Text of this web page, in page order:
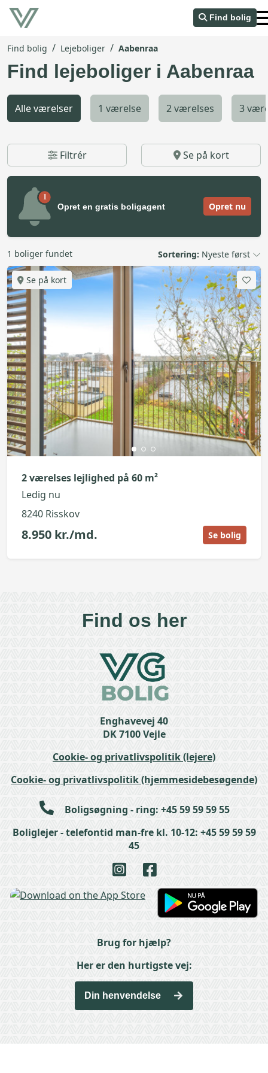
Find bolig
Find bolig / Lejeboliger / Aabenraa
Find lejeboliger i Aabenraa
Alle værelser 1 værelse 2 værelses 3
Filtrér Se på kort
1
Opret en gratis boligagent Opret nu
1 boliger fundet Sortering: Nyeste først
Se på kort
2 værelses lejlighed på 60 m²
Ledig nu
8240 Risskov
8.950 kr./md. Se bolig
Find os her
Enghavevej 40
DK 7100 Vejle
Cookie- og privatlivspolitik (lejere)
Cookie- og privatlivspolitik (hjemmesidebesøgende)
Boligsøgning - ring: +45 59 59 59 55
Boliglejer - telefontid man-fre kl. 10-12: +45 59 59 59
45
Brug for hjælp?
Her er den hurtigste vej:
Din henvendelse